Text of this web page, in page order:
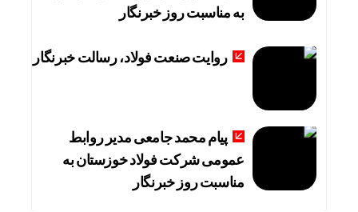
به مناسبت روز خبرنگار
روایت صنعت فولاد،‌ رسالت خبرنگار
پیام محمد جامعی مدیر روابط
عمومی شرکت فولاد خوزستان به
مناسبت روز خبرنگار